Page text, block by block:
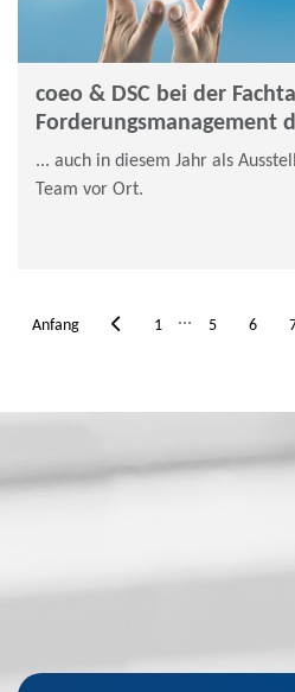
coeo & DSC bei der
Forderungsmanagement
... auch in diesem Jahr als
Team vor Ort.
Anfang 1 ... 5 6